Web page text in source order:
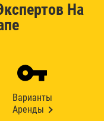
На
Варианты
Аренды